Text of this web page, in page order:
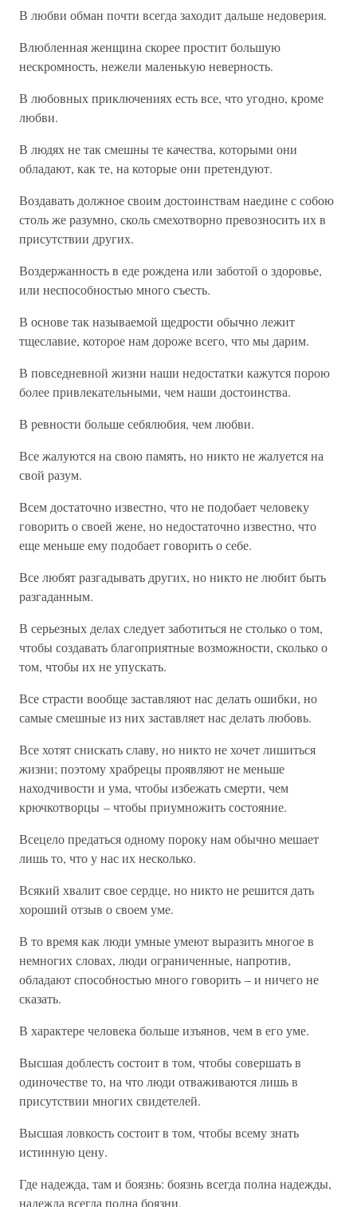
В любви обман почти всегда заходит дальше недоверия.
Влюбленная женщина скорее простит большую
нескромность, нежели маленькую неверность.
В любовных приключениях есть все, что угодно, кроме
любви.
В людях не так смешны те качества, которыми они
обладают, как те, на которые они претендуют.
Воздавать должное своим достоинствам наедине с собою
столь же разумно, сколь смехотворно превозносить их в
присутствии других.
Воздержанность в еде рождена или заботой о здоровье,
или неспособностью много съесть.
В основе так называемой щедрости обычно лежит
тщеславие, которое нам дороже всего, что мы дарим.
В повседневной жизни наши недостатки кажутся порою
более привлекательными, чем наши достоинства.
В ревности больше себялюбия, чем любви.
Все жалуются на свою память, но никто не жалуется на
свой разум.
Всем достаточно известно, что не подобает человеку
говорить о своей жене, но недостаточно известно, что
еще меньше ему подобает говорить о себе.
Все любят разгадывать других, но никто не любит быть
разгаданным.
В серьезных делах следует заботиться не столько о том,
чтобы создавать благоприятные возможности, сколько о
том, чтобы их не упускать.
Все страсти вообще заставляют нас делать ошибки, но
самые смешные из них заставляет нас делать любовь.
Все хотят снискать славу, но никто не хочет лишиться
жизни; поэтому храбрецы проявляют не меньше
находчивости и ума, чтобы избежать смерти, чем
крючкотворцы – чтобы приумножить состояние.
Всецело предаться одному пороку нам обычно мешает
лишь то, что у нас их несколько.
Всякий хвалит свое сердце, но никто не решится дать
хороший отзыв о своем уме.
В то время как люди умные умеют выразить многое в
немногих словах, люди ограниченные, напротив,
обладают способностью много говорить – и ничего не
сказать.
В характере человека больше изъянов, чем в его уме.
Высшая доблесть состоит в том, чтобы совершать в
одиночестве то, на что люди отваживаются лишь в
присутствии многих свидетелей.
Высшая ловкость состоит в том, чтобы всему знать
истинную цену.
Где надежда, там и боязнь: боязнь всегда полна надежды,
надежда всегда полна боязни.